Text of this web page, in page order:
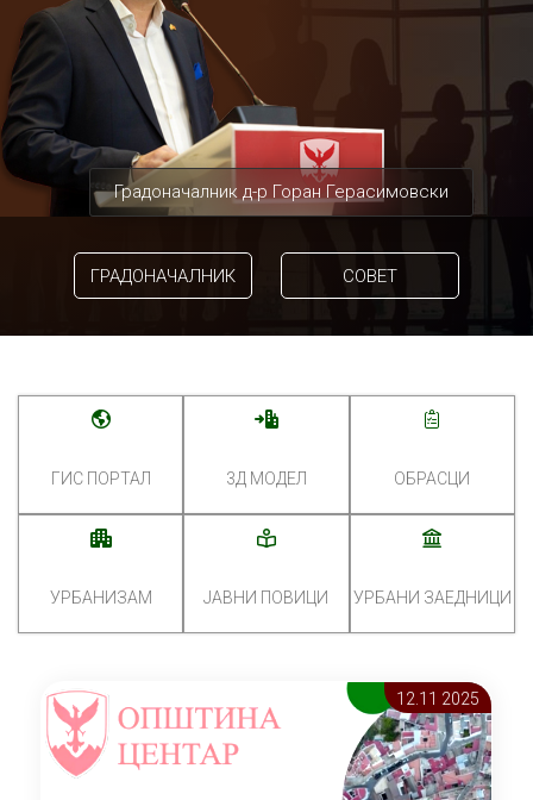
Градоначалник д-р Горан Герасимовски
ГРАДОНАЧАЛНИК СОВЕТ
ГИС ПОРТАЛ 3Д МОДЕЛ ОБРАСЦИ
УРБАНИЗАМ ЈАВНИ ПОВИЦИ УРБАНИ ЗАЕДНИЦИ
12.11 2025